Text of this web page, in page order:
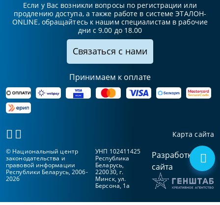
Если у Вас возникли вопросы по регистрации или
продлению доступа, а также работе в системе ЭТАЛОН-
ONLINE, обращайтесь к нашим специалистам в рабочие
дни с 9.00 до 18.00
Связаться с нами
Принимаем к оплате
Карта сайта
© Национальный центр
законодательства и
правовой информации
Республики Беларусь, 2006-
2026
УНП 102411425
Республика
Беларусь,
220030, г.
Минск, ул.
Берсона, 1а
Разработка
сайта